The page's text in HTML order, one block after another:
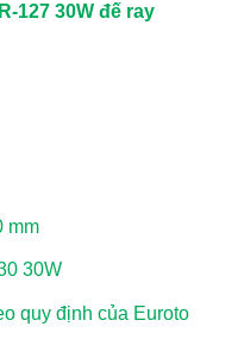
127 30W đế ray
mm
30W
quy định của Euroto